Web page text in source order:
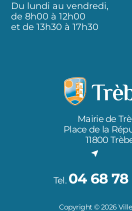
Du lundi au vendredi,
de 8h00 à 12h00
et de 13h30 à 17h30
Mairie de
Place de la
11800
Tel. 04 68
Copyright © 2026